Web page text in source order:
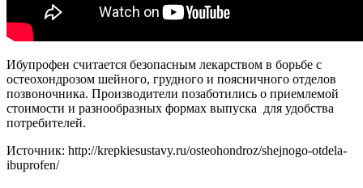
Ибупрофен считается безопасным лекарством в борьбе с
остеохондрозом шейного, грудного и поясничного отделов
позвоночника. Производители позаботились о приемлемой
стоимости и разнообразных формах выпуска для удобства
потребителей.
Источник: http://krepkiesustavy.ru/osteohondroz/shejnogo-otdela-
ibuprofen/